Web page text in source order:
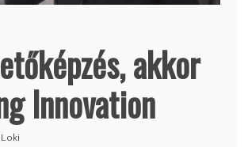
akkor
Innovation
Loki